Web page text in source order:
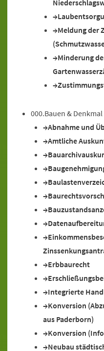
Meldung der
Minderung
000.Bauen & Denkmal
Abnahme und
Amtliche
Erbbaurecht
Integrierte
Konversion
aus Paderborn)
Konversion
Neubau